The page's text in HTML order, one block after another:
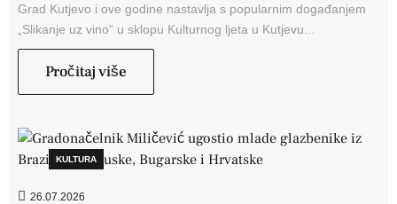
Grad Kutjevo i ove godine nastavlja s popularnim događanjem
„Slikanje uz vino“ u sklopu Kulturnog ljeta u Kutjevu...
Pročitaj više
KULTURA
26.07.2026